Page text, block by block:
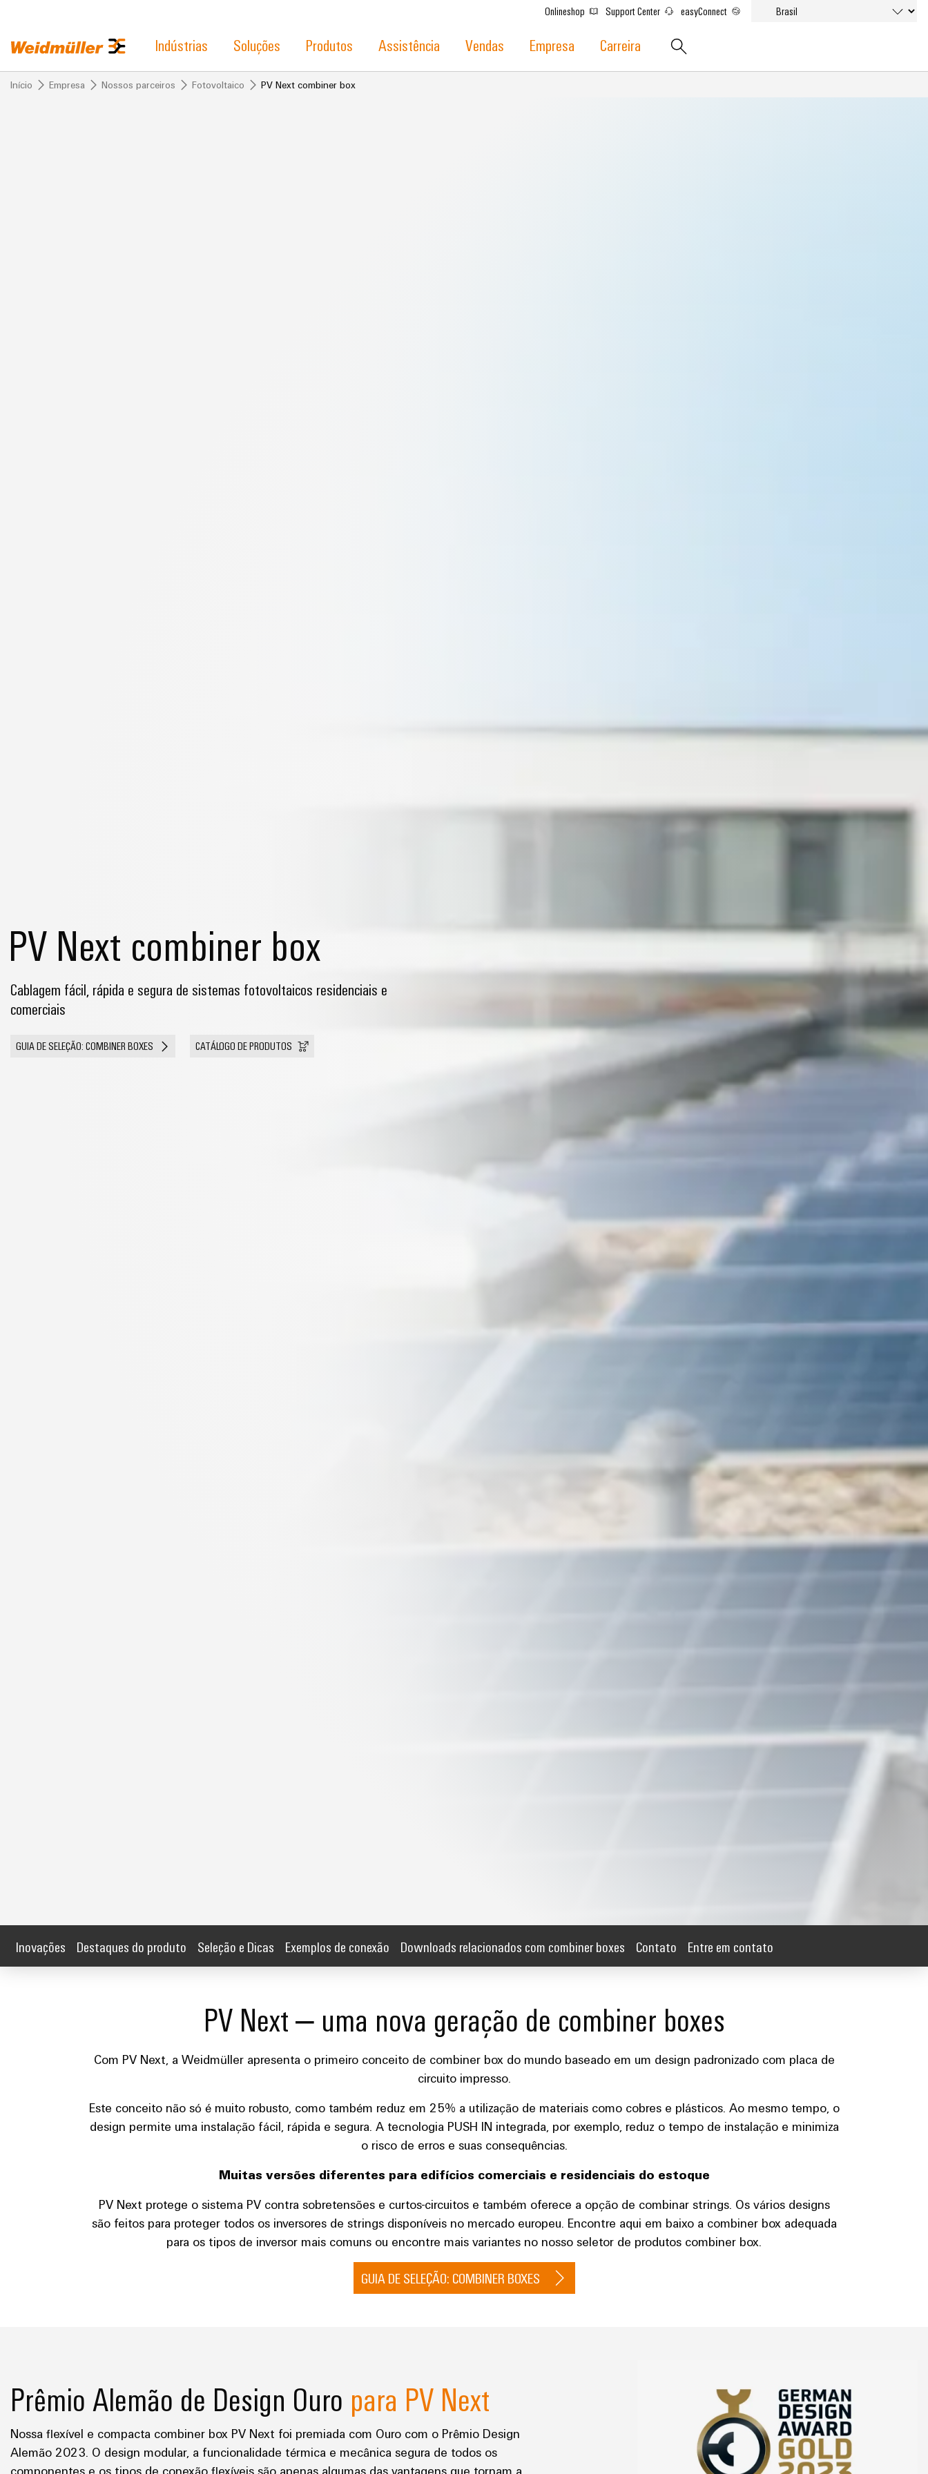
Onlineshop Support Center easyConnect
Indústrias Soluções Produtos Assistência Vendas Empresa Carreira
Início Empresa Nossos parceiros Fotovoltaico PV Next combiner box
PV Next combiner box
Cablagem fácil, rápida e segura de sistemas fotovoltaicos residenciais e
comerciais
GUIA DE SELEÇÃO: COMBINER BOXES CATÁLOGO DE PRODUTOS
Inovações Destaques do produto Seleção e Dicas Exemplos de conexão Downloads relacionados com combiner boxes Contato Entre em contato
PV Next – uma nova geração de combiner boxes
Com PV Next, a Weidmüller apresenta o primeiro conceito de combiner box do mundo baseado em um design padronizado com placa de
circuito impresso.
Este conceito não só é muito robusto, como também reduz em 25% a utilização de materiais como cobres e plásticos. Ao mesmo tempo, o
design permite uma instalação fácil, rápida e segura. A tecnologia PUSH IN integrada, por exemplo, reduz o tempo de instalação e minimiza
o risco de erros e suas consequências.
Muitas versões diferentes para edifícios comerciais e residenciais do estoque
PV Next protege o sistema PV contra sobretensões e curtos-circuitos e também oferece a opção de combinar strings. Os vários designs
são feitos para proteger todos os inversores de strings disponíveis no mercado europeu. Encontre aqui em baixo a combiner box adequada
para os tipos de inversor mais comuns ou encontre mais variantes no nosso seletor de produtos combiner box.
GUIA DE SELEÇÃO: COMBINER BOXES
Prêmio Alemão de Design Ouro para PV Next
Nossa flexível e compacta combiner box PV Next foi premiada com Ouro com o Prêmio Design
Alemão 2023. O design modular, a funcionalidade térmica e mecânica segura de todos os
componentes e os tipos de conexão flexíveis são apenas algumas das vantagens que tornam a